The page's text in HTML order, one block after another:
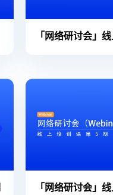
「网络研讨会」
「网络研讨会」